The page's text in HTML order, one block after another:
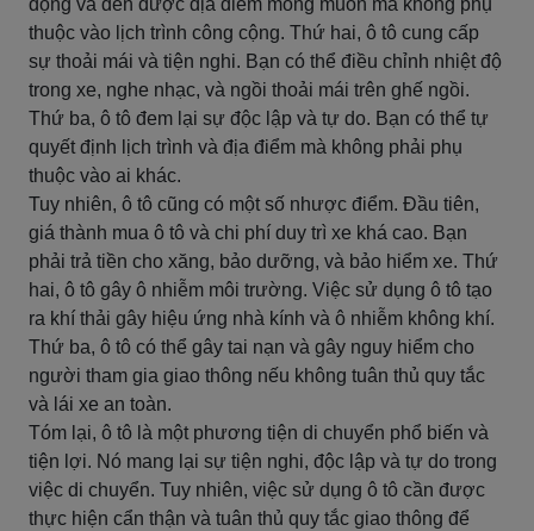
động và đến được địa điểm mong muốn mà không phụ
thuộc vào lịch trình công cộng. Thứ hai, ô tô cung cấp
sự thoải mái và tiện nghi. Bạn có thể điều chỉnh nhiệt độ
trong xe, nghe nhạc, và ngồi thoải mái trên ghế ngồi.
Thứ ba, ô tô đem lại sự độc lập và tự do. Bạn có thể tự
quyết định lịch trình và địa điểm mà không phải phụ
thuộc vào ai khác.
Tuy nhiên, ô tô cũng có một số nhược điểm. Đầu tiên,
giá thành mua ô tô và chi phí duy trì xe khá cao. Bạn
phải trả tiền cho xăng, bảo dưỡng, và bảo hiểm xe. Thứ
hai, ô tô gây ô nhiễm môi trường. Việc sử dụng ô tô tạo
ra khí thải gây hiệu ứng nhà kính và ô nhiễm không khí.
Thứ ba, ô tô có thể gây tai nạn và gây nguy hiểm cho
người tham gia giao thông nếu không tuân thủ quy tắc
và lái xe an toàn.
Tóm lại, ô tô là một phương tiện di chuyển phổ biến và
tiện lợi. Nó mang lại sự tiện nghi, độc lập và tự do trong
việc di chuyển. Tuy nhiên, việc sử dụng ô tô cần được
thực hiện cẩn thận và tuân thủ quy tắc giao thông để